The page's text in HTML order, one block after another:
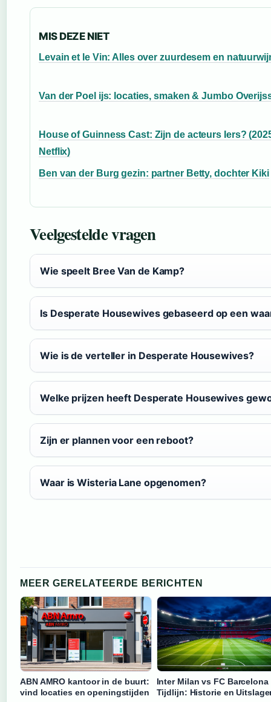
MIS DEZE NIET
Levain et le Vin: Alles over zuurdesem en
Van der Poel ijs: locaties, smaken & Jumbo
House of Guinness Cast: Zijn de acteurs Iers?
Netflix)
Ben van der Burg gezin: partner Betty, dochter Kiki
Veelgestelde vragen
Wie speelt Bree Van de Kamp?
Is Desperate Housewives gebaseerd op een
Wie is de verteller in Desperate Housewives?
Welke prijzen heeft Desperate Housewives
Zijn er plannen voor een reboot?
Waar is Wisteria Lane opgenomen?
MEER GERELATEERDE BERICHTEN
ABN AMRO kantoor in de buurt:
vind locaties en openingstijden
Inter Milan vs FC Barcelona
Tijdlijn: Historie en